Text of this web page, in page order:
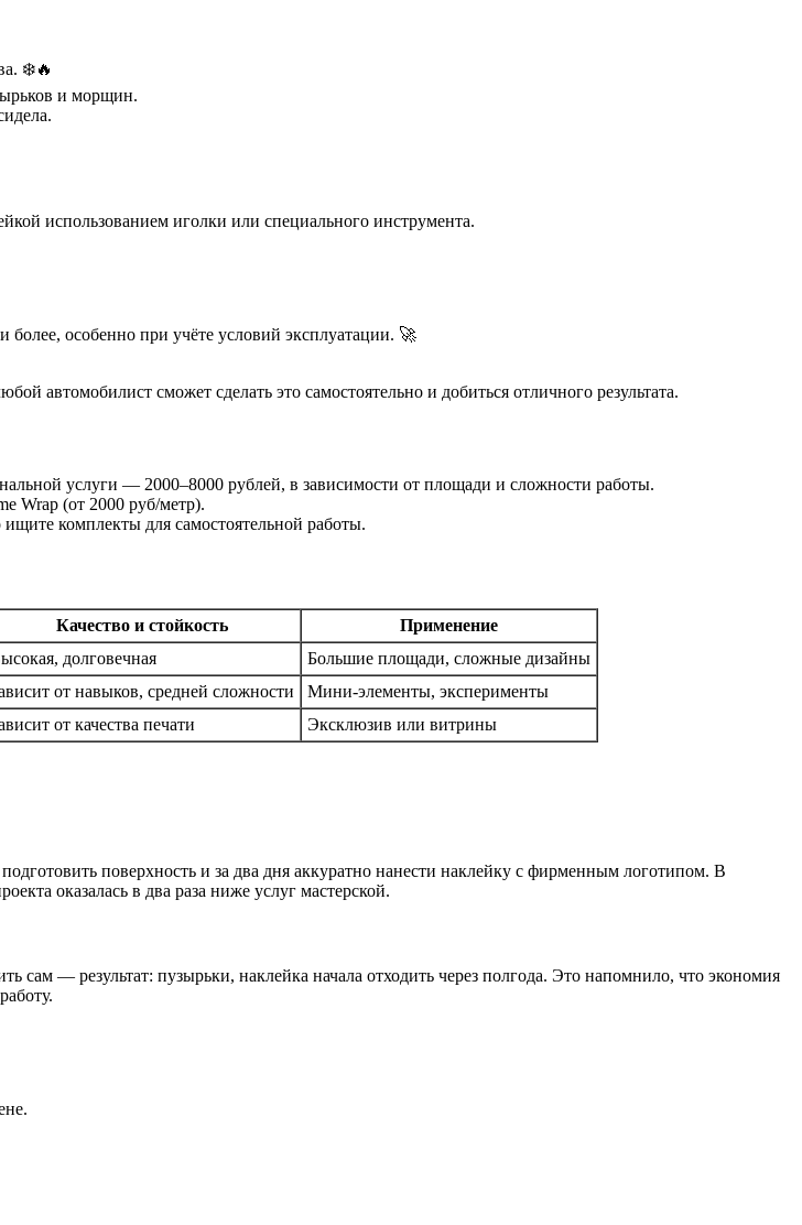
❄️🔥
и морщин.
использованием иголки или специального инструмента.
особенно при учёте условий эксплуатации. 🚀
автомобилист сможет сделать это самостоятельно и добиться отличного результата.
услуги — 2000–8000 рублей, в зависимости от площади и сложности работы.
Wrap (от 2000 руб/метр).
комплекты для самостоятельной работы.
Качество и стойкость
Применение
долговечная
Большие площади, сложные дизайны
от навыков, средней сложности
Мини-элементы, эксперименты
от качества печати Эксклюзив или витрины
поверхность и за два дня аккуратно нанести наклейку с фирменным логотипом. В
оказалась в два раза ниже услуг мастерской.
сам — результат: пузырьки, наклейка начала отходить через полгода. Это напомнило, что экономия